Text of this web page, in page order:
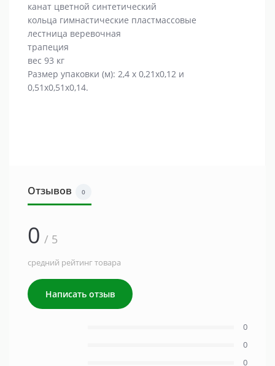
канат цветной синтетический
кольца гимнастические пластмассовые
лестница веревочная
трапеция
вес 93 кг
Размер упаковки (м): 2,4 х 0,21х0,12 и
0,51х0,51х0,14.
Отзывов 0
0 / 5
средний рейтинг товара
Написать отзыв
0
0
0